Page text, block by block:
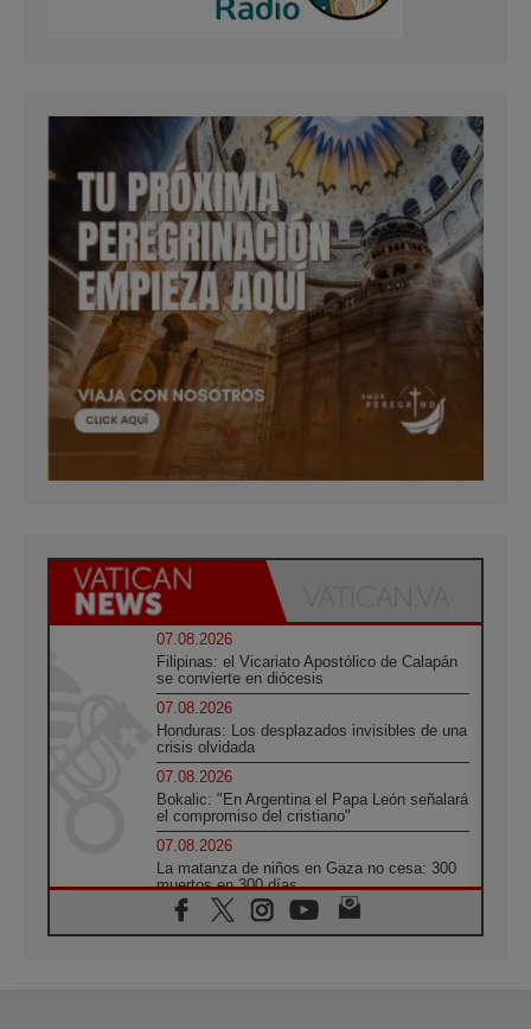
07.08.2026
Filipinas: el Vicariato Apostólico de Calapán
se convierte en diócesis
07.08.2026
Honduras: Los desplazados invisibles de una
crisis olvidada
07.08.2026
Bokalic: "En Argentina el Papa León señalará
el compromiso del cristiano"
07.08.2026
La matanza de niños en Gaza no cesa: 300
muertos en 300 días
07.08.2026
Tagle: La guerra desfigura el mundo, solo la